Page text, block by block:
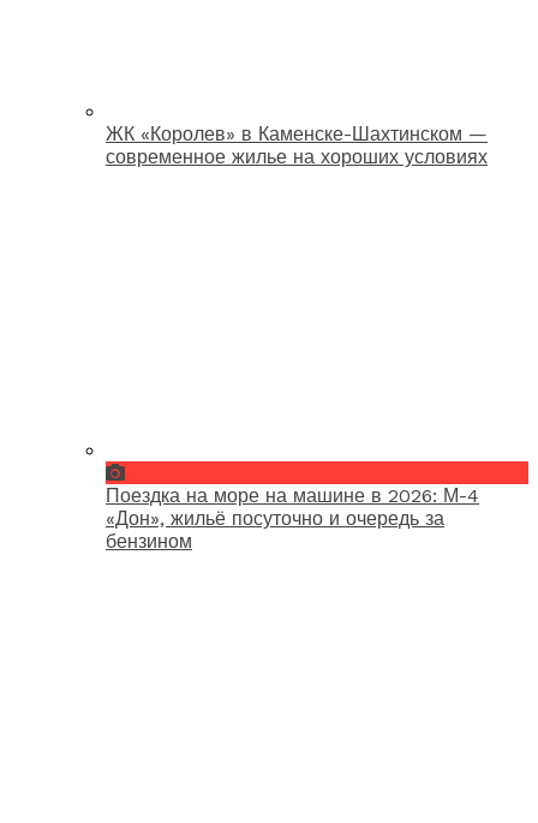
ЖК «Королев» в Каменске-Шахтинском —
современное жилье на хороших условиях
Поездка на море на машине в 2026: М-4
«Дон», жильё посуточно и очередь за
бензином